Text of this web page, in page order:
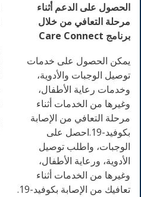
الحصول على الدعم أثناء
مرحلة التعافي من خلال
برنامج Care Connect
يمكن الحصول على خدمات
توصيل الوجبات والأدوية،
وخدمات رعاية الأطفال،
وغيرها من الخدمات أثناء
مرحلة التعافي من الإصابة
بكوفيد-19.احصل على
الوجبات، واطلب توصيل
الأدوية، ورعاية الأطفال،
وغيرها من الخدمات أثناء
تعافيك من الإصابة بكوفيد-19.